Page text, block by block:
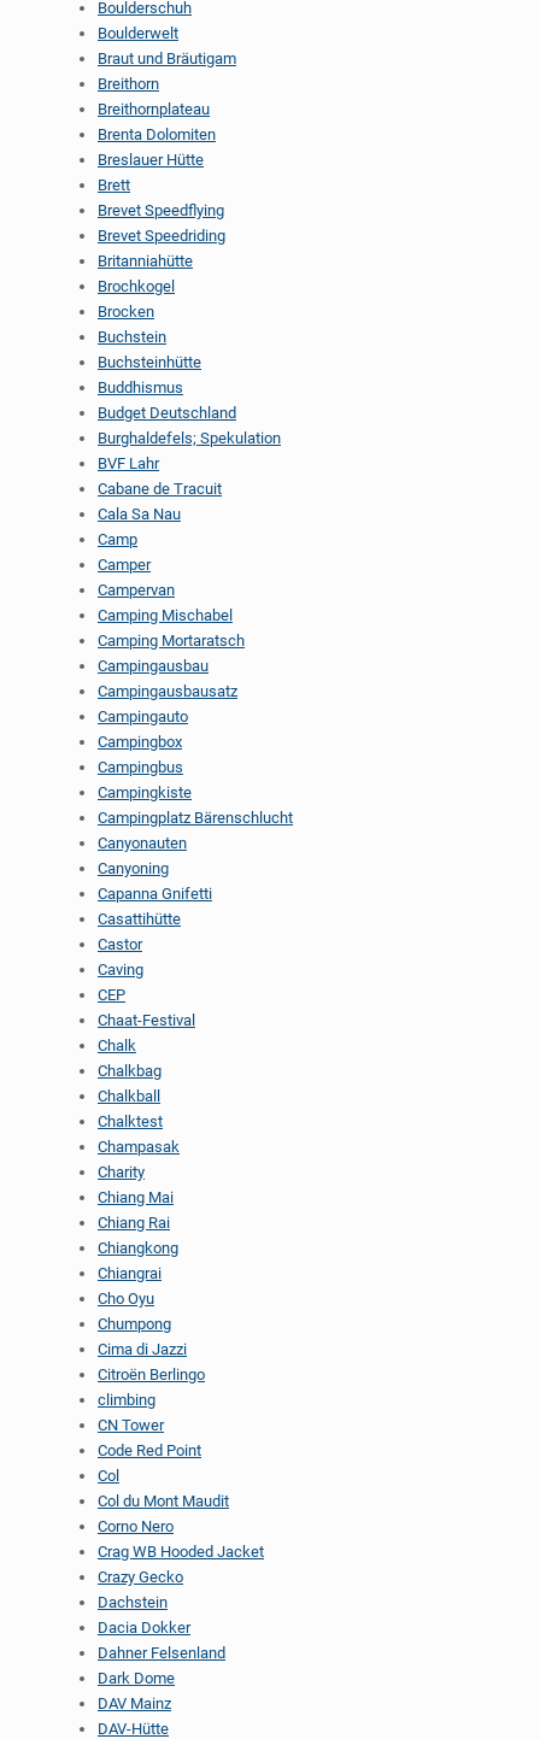
Boulderschuh
Boulderwelt
Braut und Bräutigam
Breithorn
Breithornplateau
Brenta Dolomiten
Breslauer Hütte
Brett
Brevet Speedflying
Brevet Speedriding
Britanniahütte
Brochkogel
Brocken
Buchstein
Buchsteinhütte
Buddhismus
Budget Deutschland
Burghaldefels; Spekulation
BVF Lahr
Cabane de Tracuit
Cala Sa Nau
Camp
Camper
Campervan
Camping Mischabel
Camping Mortaratsch
Campingausbau
Campingausbausatz
Campingauto
Campingbox
Campingbus
Campingkiste
Campingplatz Bärenschlucht
Canyonauten
Canyoning
Capanna Gnifetti
Casattihütte
Castor
Caving
CEP
Chaat-Festival
Chalk
Chalkbag
Chalkball
Chalktest
Champasak
Charity
Chiang Mai
Chiang Rai
Chiangkong
Chiangrai
Cho Oyu
Chumpong
Cima di Jazzi
Citroën Berlingo
climbing
CN Tower
Code Red Point
Col
Col du Mont Maudit
Corno Nero
Crag WB Hooded Jacket
Crazy Gecko
Dachstein
Dacia Dokker
Dahner Felsenland
Dark Dome
DAV Mainz
DAV-Hütte